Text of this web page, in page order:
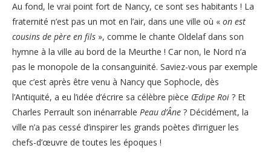
Au fond, le vrai point fort de Nancy, ce sont ses habitants ! La
fraternité n’est pas un mot en l’air, dans une ville où « on est
cousins de père en fils », comme le chante Oldelaf dans son
hymne à la ville au bord de la Meurthe ! Car non, le Nord n’a
pas le monopole de la consanguinité. Saviez-vous par exemple
que c’est après être venu à Nancy que Sophocle, dès
l’Antiquité, a eu l’idée d’écrire sa célèbre pièce Œdipe Roi ? Et
Charles Perrault son inénarrable Peau d’Âne ? Décidément, la
ville n’a pas cessé d’inspirer les grands poètes d’irriguer les
chefs-d’œuvre de toutes les époques !